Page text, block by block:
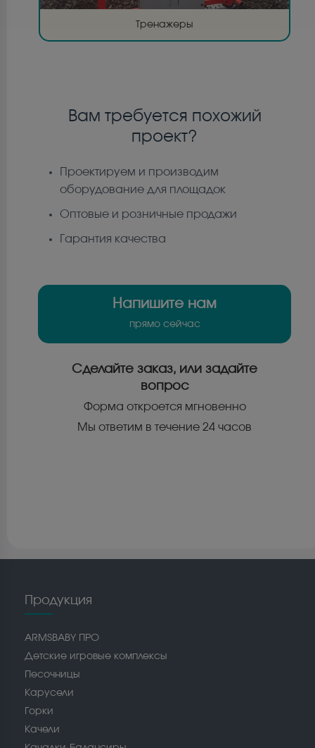
Тренажеры
Вам требуется похожий
проект?
Проектируем и производим
оборудование для площадок
Оптовые и розничные продажи
Гарантия качества
Напишите нам
прямо сейчас
Сделайте заказ, или задайте
вопрос
Форма откроется мгновенно
Мы ответим в течение 24 часов
Продукция
ARMSBABY ПРО
Детские игровые комплексы
Песочницы
Карусели
Горки
Качели